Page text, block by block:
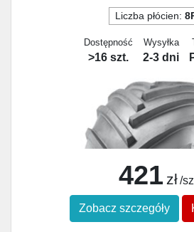
Liczba płócien:
Dostępność
>16 szt.
Wysyłka
2-3 dni
421 zł /
Zobacz szczegóły